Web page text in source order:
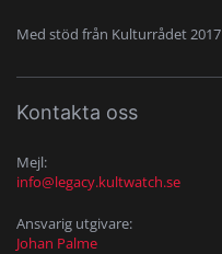
Med stöd från Kulturrådet 2017
Kontakta oss
Mejl:
info@legacy.kultwatch.se
Ansvarig utgivare:
Johan Palme